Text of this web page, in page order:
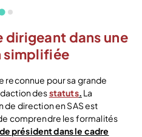
dirigeant dans une
simplifiée
reconnue pour sa grande
desstatuts. La
direction en SAS est
comprendre les formalités
président dans le cadre